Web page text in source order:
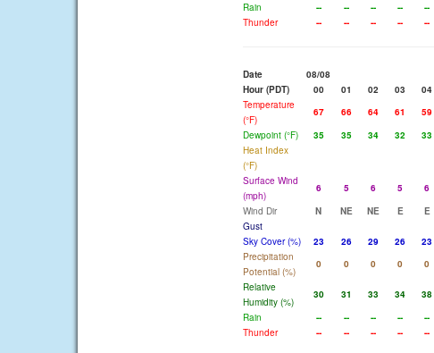
Rain
-- -- -- -- --
Thunder
-- -- -- -- --
Date
08/08
Hour (PDT)
00 01 02 03 04
Temperature
(°F)
67 66 64 61 59
Dewpoint (°F)
35 35 34 32 33
Heat Index
(°F)
Surface Wind
(mph)
6 5 6 5 6
Wind Dir
N NE NE E E
Gust
Sky Cover (%)
23 26 29 26 23
Precipitation
Potential (%)
0 0 0 0 0
Relative
Humidity (%)
30 31 33 34 38
Rain
-- -- -- -- --
Thunder
-- -- -- -- --